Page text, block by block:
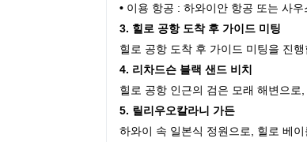
• 이용 항공 : 하와이안 항공 또는 사우
3. 힐로 공항 도착 후 가이드 미팅
힐로 공항 도착 후 가이드 미팅을 진행
4. 리차드슨 블랙 샌드 비치
힐로 공항 인근의 검은 모래 해변으로
5. 릴리우오칼라니 가든
하와이 속 일본식 정원으로, 힐로 베